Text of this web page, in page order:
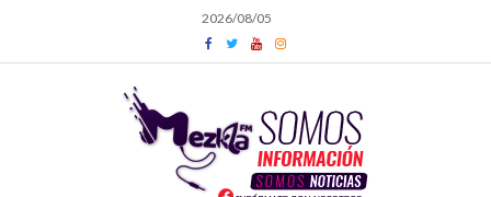
content
2026/08/05